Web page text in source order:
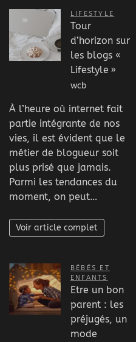
LIFESTYLE
Tour
d’horizon sur
les blogs «
Lifestyle »
wcb
À l’heure où internet fait
partie intégrante de nos
vies, il est évident que le
métier de blogueur soit
plus prisé que jamais.
Parmi les tendances du
moment, on peut…
Voir article complet
BÉBÉS ET
ENFANTS
Etre un bon
parent : les
préjugés, un
mode